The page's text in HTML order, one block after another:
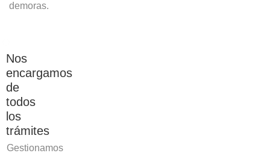
demoras.
Nos
encargamos
de
todos
los
trámites
Gestionamos